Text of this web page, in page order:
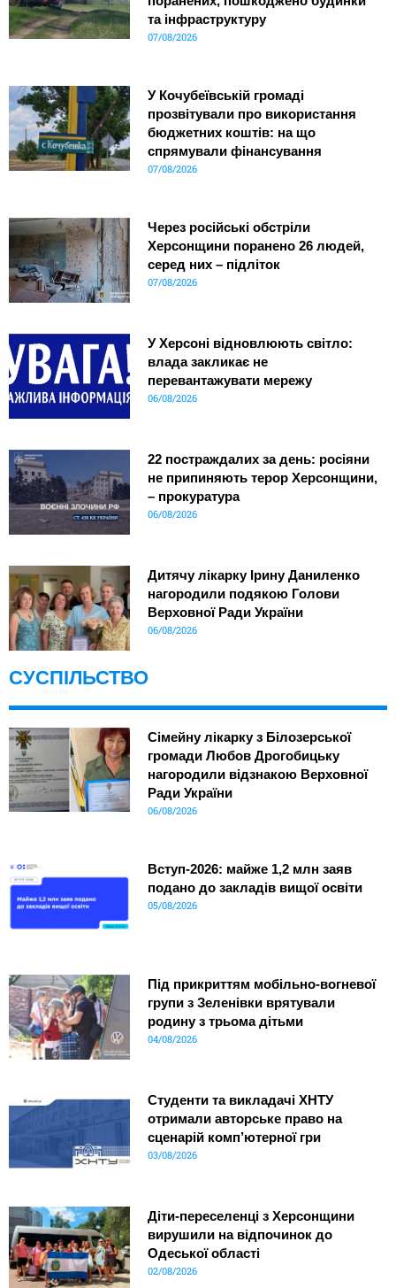
та інфраструктуру
07/08/2026
У Кочубеївській громаді
прозвітували про використання
бюджетних коштів: на що
спрямували фінансування
07/08/2026
Через російські обстріли
Херсонщини поранено 26 людей,
серед них – підліток
07/08/2026
У Херсоні відновлюють світло:
влада закликає не
перевантажувати мережу
06/08/2026
22 постраждалих за день: росіяни
не припиняють терор Херсонщини,
– прокуратура
06/08/2026
Дитячу лікарку Ірину Даниленко
нагородили подякою Голови
Верховної Ради України
06/08/2026
СУСПІЛЬСТВО
Сімейну лікарку з Білозерської
громади Любов Дрогобицьку
нагородили відзнакою Верховної
Ради України
06/08/2026
Вступ-2026: майже 1,2 млн заяв
подано до закладів вищої освіти
05/08/2026
Під прикриттям мобільно-вогневої
групи з Зеленівки врятували
родину з трьома дітьми
04/08/2026
Студенти та викладачі ХНТУ
отримали авторське право на
сценарій комп’ютерної гри
03/08/2026
Діти-переселенці з Херсонщини
вирушили на відпочинок до
Одеської області
02/08/2026